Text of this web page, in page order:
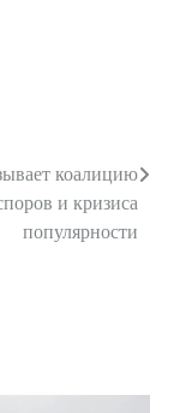
коалицию
и кризиса
популярности